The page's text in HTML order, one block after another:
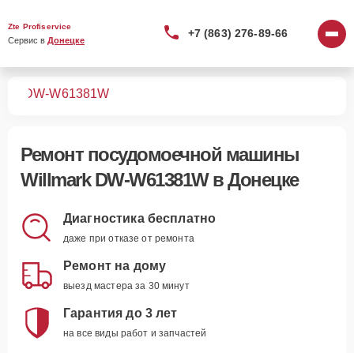
Zte Profiservice
Сервис в Донецке
+7 (863) 276-89-66
DW-W61381W
Ремонт посудомоечной машины
Willmark DW-W61381Wв Донецке
Диагностика бесплатно
даже при отказе от ремонта
Ремонт на дому
выезд мастера за 30 минут
Гарантия до 3 лет
на все виды работ и запчастей